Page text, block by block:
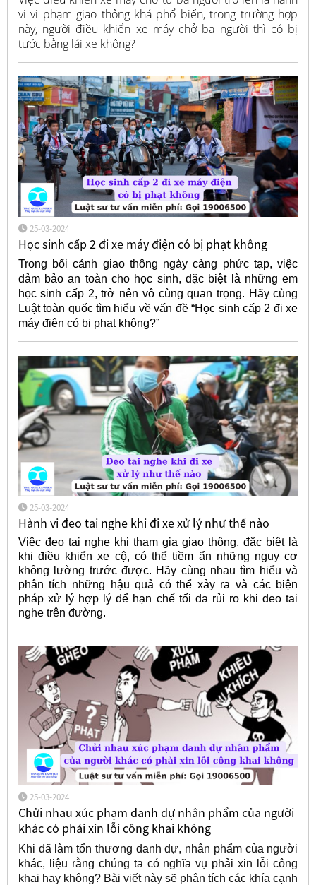
vi vi phạm giao thông khá phổ biến, trong trường hợp
này, người điều khiển xe máy chở ba người thì có bị
tước bằng lái xe không?
25-03-2024
Học sinh cấp 2 đi xe máy điện có bị phạt không
Trong bối cảnh giao thông ngày càng phức tạp, việc
đảm bảo an toàn cho học sinh, đặc biệt là những em
học sinh cấp 2, trở nên vô cùng quan trọng. Hãy cùng
Luật toàn quốc tìm hiểu về vấn đề “Học sinh cấp 2 đi xe
máy điện có bị phạt không?”
25-03-2024
Hành vi đeo tai nghe khi đi xe xử lý như thế nào
Việc đeo tai nghe khi tham gia giao thông, đặc biệt là
khi điều khiển xe cộ, có thể tiềm ẩn những nguy cơ
không lường trước được. Hãy cùng nhau tìm hiểu và
phân tích những hậu quả có thể xảy ra và các biện
pháp xử lý hợp lý để hạn chế tối đa rủi ro khi đeo tai
nghe trên đường.
25-03-2024
Chửi nhau xúc phạm danh dự nhân phẩm của người
khác có phải xin lỗi công khai không
Khi đã làm tổn thương danh dự, nhân phẩm của người
khác, liệu rằng chúng ta có nghĩa vụ phải xin lỗi công
khai hay không? Bài viết này sẽ phân tích các khía cạnh